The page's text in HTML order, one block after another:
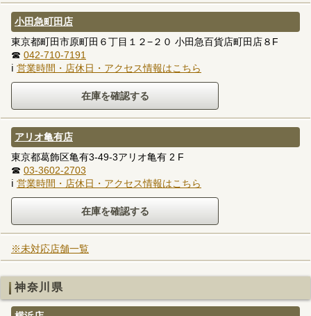
小田急町田店
東京都町田市原町田６丁目１２−２０ 小田急百貨店町田店８F
☎ 042-710-7191
ℹ 営業時間・店休日・アクセス情報はこちら
アリオ亀有店
東京都葛飾区亀有3-49-3アリオ亀有 2 F
☎ 03-3602-2703
ℹ 営業時間・店休日・アクセス情報はこちら
※未対応店舗一覧
神奈川県